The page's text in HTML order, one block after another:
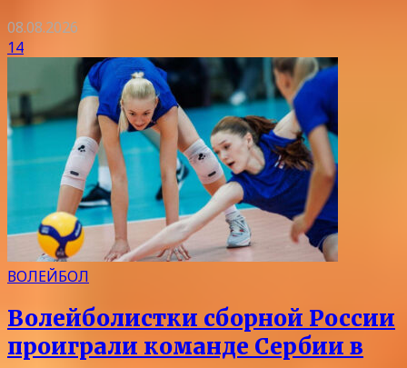
08.08.2026
14
ВОЛЕЙБОЛ
Волейболистки сборной России
проиграли команде Сербии в